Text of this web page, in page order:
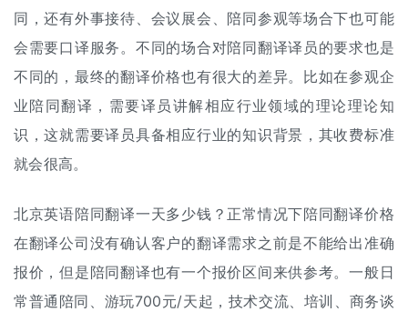
同，还有外事接待、会议展会、陪同参观等场合下也可能
会需要口译服务。不同的场合对陪同翻译译员的要求也是
不同的，最终的翻译价格也有很大的差异。比如在参观企
业陪同翻译，需要译员讲解相应行业领域的理论理论知
识，这就需要译员具备相应行业的知识背景，其收费标准
就会很高。
北京英语陪同翻译一天多少钱？正常情况下陪同翻译价格
在翻译公司没有确认客户的翻译需求之前是不能给出准确
报价，但是陪同翻译也有一个报价区间来供参考。一般日
常普通陪同、游玩700元/天起，技术交流、培训、商务谈